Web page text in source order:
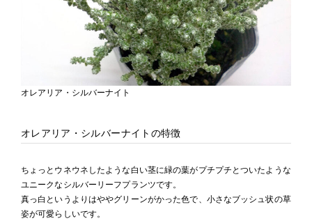
オレアリア・シルバーナイト
オレアリア・シルバーナイトの特徴
ちょっとウネウネしたような白い茎に緑の葉がプチプチとついたような
ユニークなシルバーリーフプランツです。
真っ白というよりはややグリーンがかった色で、小さなブッシュ状の草
姿が可愛らしいです。